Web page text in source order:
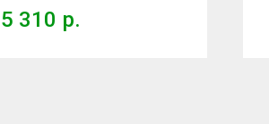
5 310 р.